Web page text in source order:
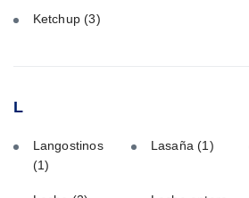
Ketchup(3)
L
Langostinos
(1)
Lasaña(1)